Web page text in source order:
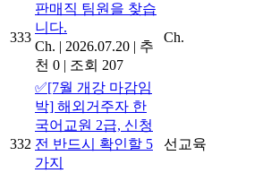
333
판매직 팀원을 찾습
니다.
Ch. | 2026.07.20 | 추
천 0 | 조회 207
Ch.
332
✅[7월 개강 마감임
박] 해외거주자 한
국어교원 2급, 신청
전 반드시 확인할 5
가지
선교육